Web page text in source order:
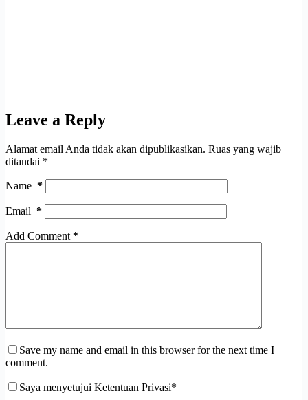
Leave a Reply
Alamat email Anda tidak akan dipublikasikan. Ruas yang wajib
ditandai *
Name *
Email *
Add Comment *
Save my name and email in this browser for the next time I
comment.
Saya menyetujui Ketentuan Privasi*